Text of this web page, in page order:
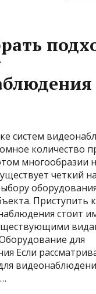
систем
количество
многообразии
четкий
Приступить
стоит
для
Если